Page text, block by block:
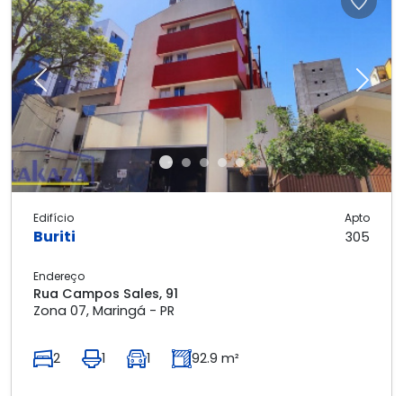
Previous Next
Edifício
Buriti
Apto
305
Endereço
Rua Campos Sales, 91
Zona 07, Maringá - PR
2 1 1 92.9 m²